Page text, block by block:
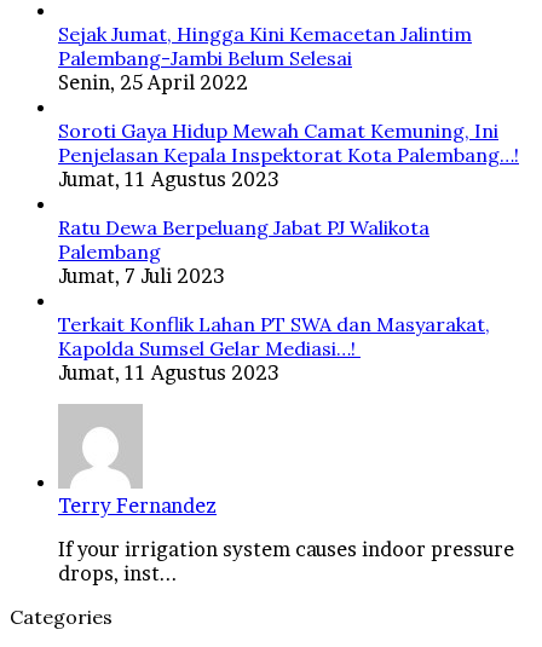
Sejak Jumat, Hingga Kini Kemacetan Jalintim
Palembang-Jambi Belum Selesai
Senin, 25 April 2022
Soroti Gaya Hidup Mewah Camat Kemuning, Ini
Penjelasan Kepala Inspektorat Kota Palembang…!
Jumat, 11 Agustus 2023
Ratu Dewa Berpeluang Jabat PJ Walikota
Palembang
Jumat, 7 Juli 2023
Terkait Konflik Lahan PT SWA dan Masyarakat,
Kapolda Sumsel Gelar Mediasi…!
Jumat, 11 Agustus 2023
Terry Fernandez
If your irrigation system causes indoor pressure
drops, inst...
Categories